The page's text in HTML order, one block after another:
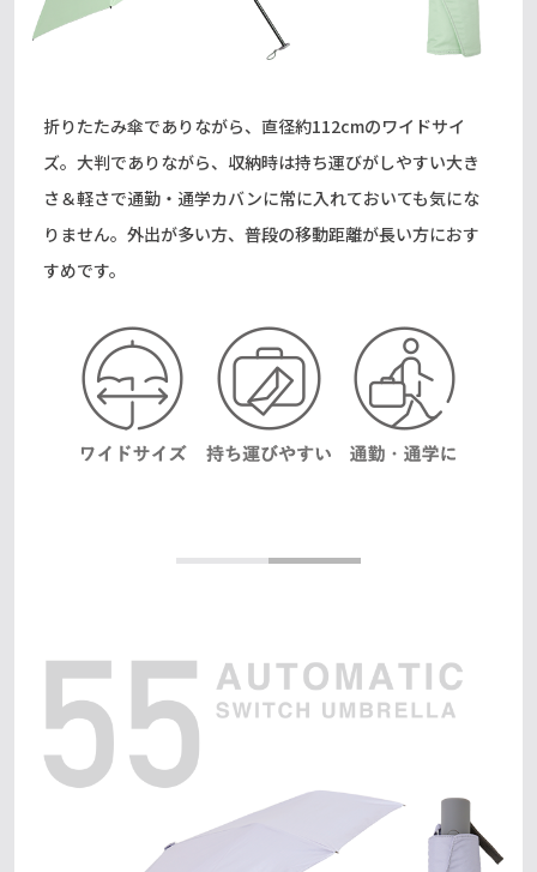
折りたたみ傘でありながら、直径約112cmのワイドサイ
ズ。大判でありながら、収納時は持ち運びがしやすい大き
さ＆軽さで通勤・通学カバンに常に入れておいても気にな
りません。外出が多い方、普段の移動距離が長い方におす
すめです。